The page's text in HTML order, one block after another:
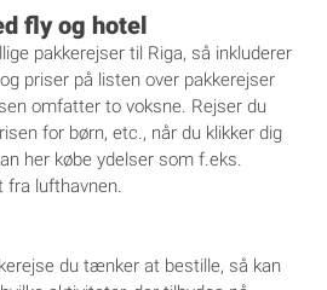
fly og hotel
pakkerejser til Riga, så inkluderer
priser på listen over pakkerejser
omfatter to voksne. Rejser du
for børn, etc., når du klikker dig
her købe ydelser som f.eks.
fra lufthavnen.
du tænker at bestille, så kan